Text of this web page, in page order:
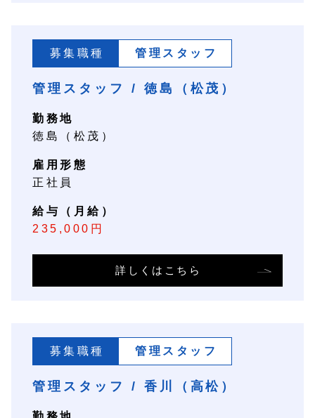
募集職種 管理スタッフ
管理スタッフ / 徳島（松茂）
勤務地
徳島（松茂）
雇用形態
正社員
給与（月給）
235,000円
詳しくはこちら
募集職種 管理スタッフ
管理スタッフ / 香川（高松）